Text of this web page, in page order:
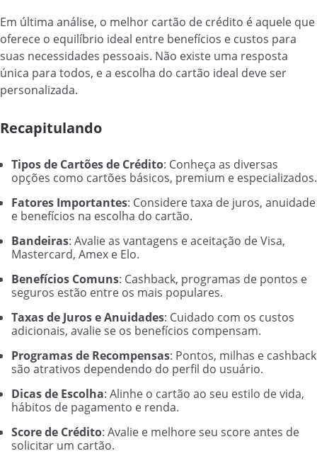
Em última análise, o melhor cartão de crédito é aquele que
oferece o equilíbrio ideal entre benefícios e custos para
suas necessidades pessoais. Não existe uma resposta
única para todos, e a escolha do cartão ideal deve ser
personalizada.
Recapitulando
Tipos de Cartões de Crédito: Conheça as diversas
opções como cartões básicos, premium e especializados.
Fatores Importantes: Considere taxa de juros, anuidade
e benefícios na escolha do cartão.
Bandeiras: Avalie as vantagens e aceitação de Visa,
Mastercard, Amex e Elo.
Benefícios Comuns: Cashback, programas de pontos e
seguros estão entre os mais populares.
Taxas de Juros e Anuidades: Cuidado com os custos
adicionais, avalie se os benefícios compensam.
Programas de Recompensas: Pontos, milhas e cashback
são atrativos dependendo do perfil do usuário.
Dicas de Escolha: Alinhe o cartão ao seu estilo de vida,
hábitos de pagamento e renda.
Score de Crédito: Avalie e melhore seu score antes de
solicitar um cartão.